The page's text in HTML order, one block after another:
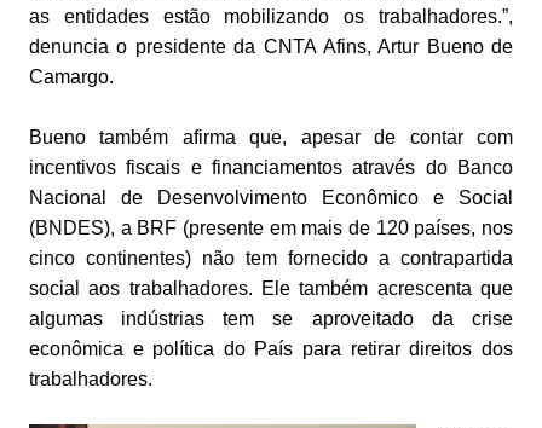
as entidades estão mobilizando os trabalhadores.”,
denuncia o presidente da CNTA Afins, Artur Bueno de
Camargo.
Bueno também afirma que, apesar de contar com
incentivos fiscais e financiamentos através do Banco
Nacional de Desenvolvimento Econômico e Social
(BNDES), a BRF (presente em mais de 120 países, nos
cinco continentes) não tem fornecido a contrapartida
social aos trabalhadores. Ele também acrescenta que
algumas indústrias tem se aproveitado da crise
econômica e política do País para retirar direitos dos
trabalhadores.